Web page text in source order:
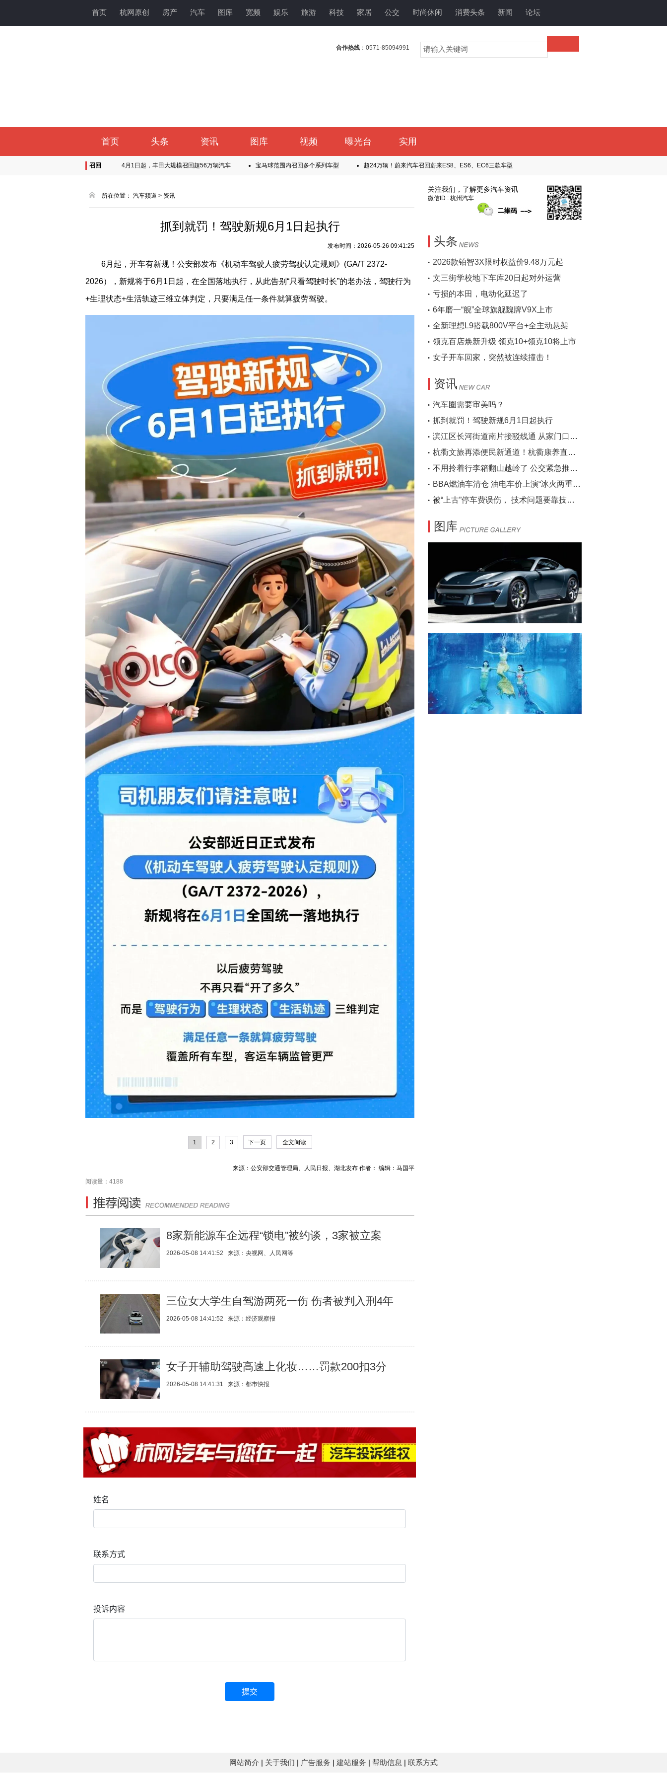
首页 杭网原创 房产 汽车 图库 宽频 娱乐 旅游 科技 家居 公交 时尚休闲 消费头条 新闻 论坛
合作热线 ：0571-85094991
首页 头条 资讯 图库 视频 曝光台 实用
召回 4月1日起，丰田大规模召回超56万辆汽车 宝马球范围内召回多个系列车型
超24万辆！蔚来汽车召回蔚来ES8、ES6、EC6三款车型
所在位置： 汽车频道 > 资讯
抓到就罚！驾驶新规6月1日起执行
发布时间：2026-05-26 09:41:25
6月起，开车有新规！公安部发布《机动车驾驶人疲劳驾驶认定规则》(GA/T 2372-
2026），新规将于6月1日起，在全国落地执行，从此告别“只看驾驶时长”的老办法，驾驶行为
+生理状态+生活轨迹三维立体判定，只要满足任一条件就算疲劳驾驶。
1 2 3 下一页 全文阅读
来源：公安部交通管理局、人民日报、湖北发布 作者： 编辑：马国平
阅读量：4188
8家新能源车企远程“锁电”被约谈，3家被立案
2026-05-08 14:41:52 来源： 央视网、人民网等
三位女大学生自驾游两死一伤 伤者被判入刑4年
2026-05-08 14:41:52 来源： 经济观察报
女子开辅助驾驶高速上化妆……罚款200扣3分
2026-05-08 14:41:31 来源： 都市快报
关注我们，了解更多汽车资讯
微信ID : 杭州汽车
头条
2026款铂智3X限时权益价9.48万元起
文三街学校地下车库20日起对外运营
亏损的本田，电动化延迟了
6年磨一“舰”全球旗舰魏牌V9X上市
全新理想L9搭载800V平台+全主动悬架
领克百店焕新升级 领克10+领克10将上市
女子开车回家，突然被连续撞击！
资讯
汽车圈需要审美吗？
抓到就罚！驾驶新规6月1日起执行
滨江区长河街道南片接驳线通 从家门口直达商圈
杭衢文旅再添便民新通道！杭衢康养直通车首发
不用拎着行李箱翻山越岭了 公交紧急推出新线路
BBA燃油车清仓 油电车价上演“冰火两重天”
被“上古”停车费误伤， 技术问题要靠技术解决
图库
网站简介 | 关于我们 | 广告服务 | 建站服务 | 帮助信息 | 联系方式